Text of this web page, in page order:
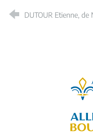
DUTOUR Etienne,